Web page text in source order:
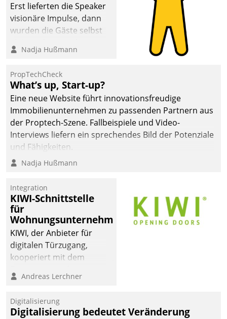
Erst lieferten die Speaker
visionäre Impulse, dann
wurden die Gäste selbst
methodisch
Quartier. Dazwischen
zeigte Datatrain, was es
Neues zu bieten hat.
Nadja Hußmann
PropTechCheck
What’s up, Start-up?
Eine neue Website führt innovationsfreudige
Immobilienunternehmen zu passenden Partnern aus
der Proptech-Szene. Fallbeispiele und Video-
Interviews liefern ein sprechendes Bild der Potenziale
und Fähigkeiten.
Nadja Hußmann
Integration
KIWI-Schnittstelle
für
Wohnungsunternehmen
KIWI, der Anbieter für
digitalen Türzugang,
kooperiert mit dem
Softwareentwicklungshaus
Andreas Lerchner
Digitalisierung
Digitalisierung bedeutet Veränderung